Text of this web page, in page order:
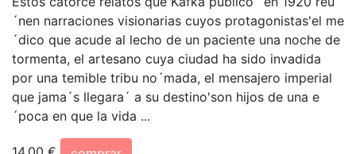
´nen narraciones visionarias cuyos protagonistas'el me
´dico que acude al lecho de un paciente una noche de
tormenta, el artesano cuya ciudad ha sido invadida
por una temible tribu no´mada, el mensajero imperial
que jama´s llegara´ a su destino'son hijos de una e
´poca en que la vida ...